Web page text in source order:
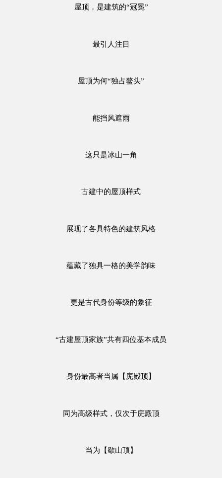
屋顶，是建筑的“冠冕”
最引人注目
屋顶为何“独占鳌头”
能挡风遮雨
这只是冰山一角
古建中的屋顶样式
展现了各具特色的建筑风格
蕴藏了独具一格的美学韵味
更是古代身份等级的象征
“古建屋顶家族”共有四位基本成员
身份最高者当属【庑殿顶】
同为高级样式，仅次于庑殿顶
当为【歇山顶】